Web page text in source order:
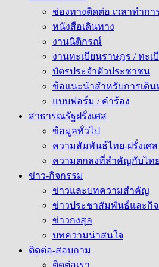
ช่องทางติดต่อ เวลาทำก
หนังสือเดินทาง
งานนิติกรณ์
งานทะเบียนราษฎร / ทะเ
บัตรประจำตัวประชาชน
ข้อแนะนำสำหรับการเดิน
แบบฟอร์ม / คำร้อง
สาธารณรัฐฝรั่งเศส
ข้อมูลทั่วไป
ความสัมพันธ์ไทย-ฝรั่งเศส
ความตกลงที่สำคัญกับไทย
ข่าว-กิจกรรม
ข่าวและบทความสำคัญ
ข่าวประชาสัมพันธ์และกิ
ข่าวกงสุล
บทความน่าสนใจ
ติดต่อ-สอบถาม
ติดต่อเรา